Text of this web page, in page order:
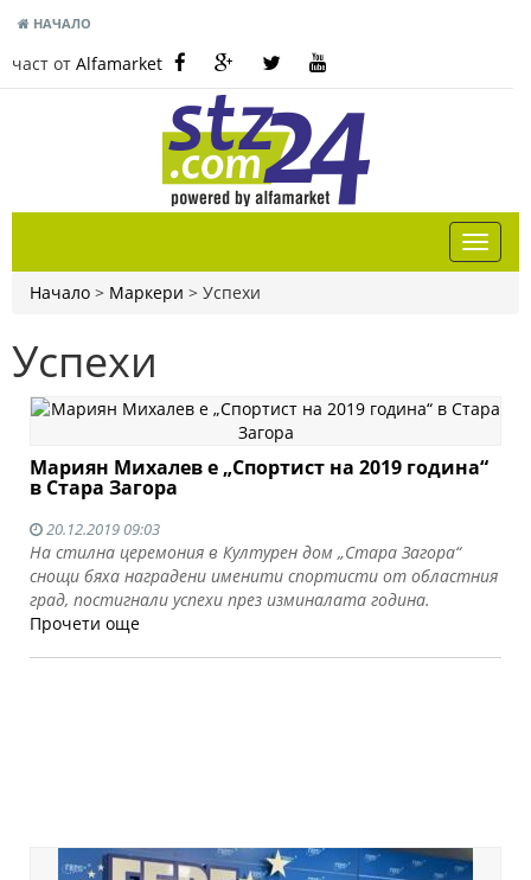
НАЧАЛО
част от Alfamarket
Начало > Маркери > Успехи
Успехи
Мариян Михалев е „Спортист на 2019 година“
в Стара Загора
20.12.2019 09:03
На стилна церемония в Културен дом „Стара Загора“
снощи бяха наградени именити спортисти от областния
град, постигнали успехи през изминалата година.
Прочети още